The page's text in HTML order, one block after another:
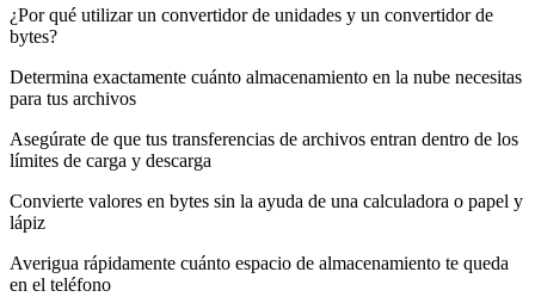
¿Por qué utilizar un convertidor de unidades y un convertidor de
bytes?
Determina exactamente cuánto almacenamiento en la nube necesitas
para tus archivos
Asegúrate de que tus transferencias de archivos entran dentro de los
límites de carga y descarga
Convierte valores en bytes sin la ayuda de una calculadora o papel y
lápiz
Averigua rápidamente cuánto espacio de almacenamiento te queda
en el teléfono